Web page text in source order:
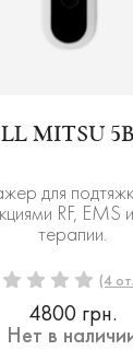
LL MITSU
для
RF, EMS
терапии.
(4
4800 грн.
Нет в